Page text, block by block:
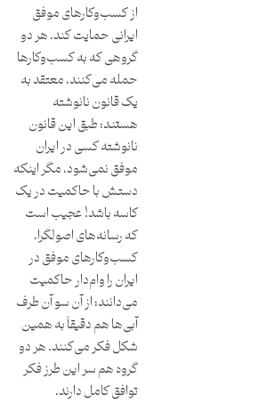
از کسب‌وکارهای موفق
ایرانی حمایت کند. هر دو
گروهی که به کسب‌وکارها
حمله می‌کنند، معتقد به
یک قانون نانوشته
هستند؛ طبق این قانون
نانوشته کسی در ایران
موفق نمی‌شود، مگر اینکه
دستش با حاکمیت در یک
کاسه باشد! عجیب است
که رسانه‌های اصولگرا،
کسب‌وکارهای موفق در
ایران را وام‌دار حاکمیت
می‌دانند؛ از آن سو آن‌ طرف
آبی‌ها هم دقیقاً به همین
شکل فکر می‌کنند. هر دو
گروه هم سر این طرز فکر
توافق کامل دارند.